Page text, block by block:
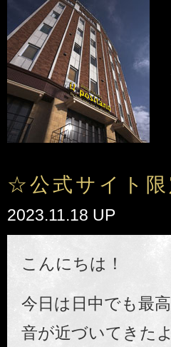
☆公式サイト
2023.11.18 UP
こんにちは！
今日は日中でも最
音が近づいてきた